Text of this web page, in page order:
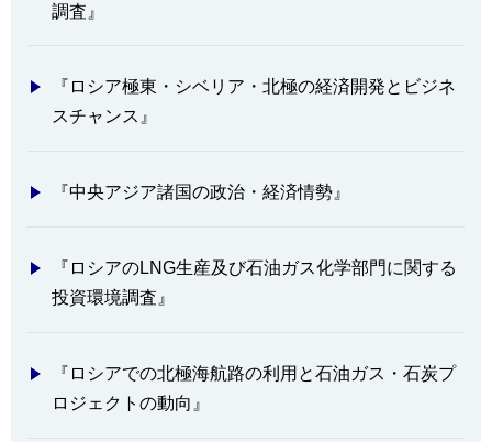
調査』
『ロシア極東・シベリア・北極の経済開発とビジネ
スチャンス』
『中央アジア諸国の政治・経済情勢』
『ロシアのLNG生産及び石油ガス化学部門に関する
投資環境調査』
『ロシアでの北極海航路の利用と石油ガス・石炭プ
ロジェクトの動向』